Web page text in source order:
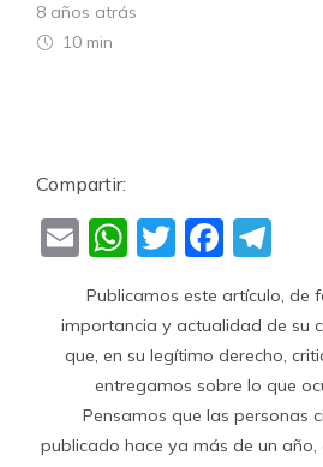
8 años atrás
10 min
Compartir:
EmailWhatsApp
Twitter
Publicamos este artículo, de
importancia y actualidad de su
que, en su legítimo derecho,
entregamos sobre lo que
Pensamos que las personas
publicado hace ya más de un